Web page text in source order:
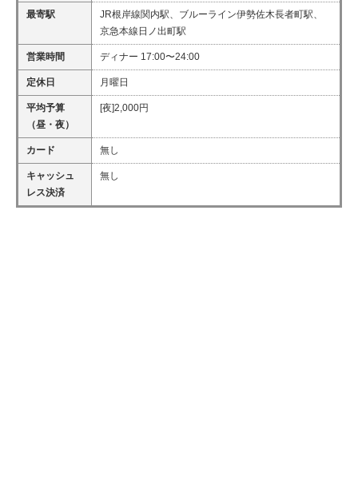
最寄駅
JR根岸線関内駅、ブルーライン伊勢佐木長者町駅、
京急本線日ノ出町駅
営業時間 ディナー 17:00〜24:00
定休日 月曜日
平均予算
（昼・夜）
[夜]2,000円
カード 無し
キャッシュ
レス決済
無し